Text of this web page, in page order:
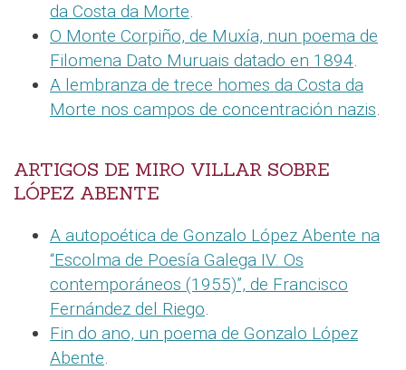
da Costa da Morte.
O Monte Corpiño, de Muxía, nun poema de
Filomena Dato Muruais datado en 1894.
A lembranza de trece homes da Costa da
Morte nos campos de concentración nazis.
ARTIGOS DE MIRO VILLAR SOBRE
LÓPEZ ABENTE
A autopoética de Gonzalo López Abente na
“Escolma de Poesía Galega IV. Os
contemporáneos (1955)”, de Francisco
Fernández del Riego.
Fin do ano, un poema de Gonzalo López
Abente.